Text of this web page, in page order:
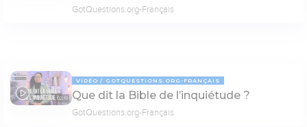
GotQuestions.org-Français
02:19
VIDÉO GOTQUESTIONS.ORG-FRANÇAIS
Que dit la Bible de l’inquiétude ?
GotQuestions.org-Français